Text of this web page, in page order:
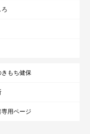
きもち健保
用ページ